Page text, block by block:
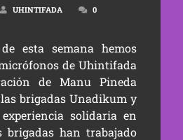
UHINTIFADA 0
esta semana hemos
de Uhintifada
de Manu Pineda
brigadas Unadikum y
solidaria en
brigadas han trabajado